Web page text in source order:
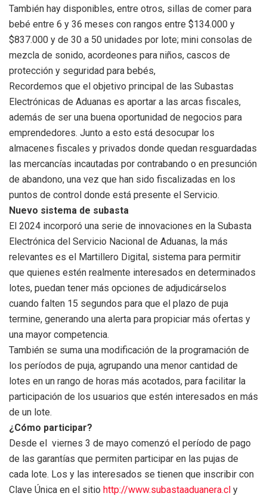
También hay disponibles, entre otros, sillas de comer para
bebé entre 6 y 36 meses con rangos entre $134.000 y
$837.000 y de 30 a 50 unidades por lote; mini consolas de
mezcla de sonido, acordeones para niños, cascos de
protección y seguridad para bebés,
Recordemos que el objetivo principal de las Subastas
Electrónicas de Aduanas es aportar a las arcas fiscales,
además de ser una buena oportunidad de negocios para
emprendedores. Junto a esto está desocupar los
almacenes fiscales y privados donde quedan resguardadas
las mercancías incautadas por contrabando o en presunción
de abandono, una vez que han sido fiscalizadas en los
puntos de control donde está presente el Servicio.
Nuevo sistema de subasta
El 2024 incorporó una serie de innovaciones en la Subasta
Electrónica del Servicio Nacional de Aduanas, la más
relevantes es el Martillero Digital, sistema para permitir
que quienes estén realmente interesados en determinados
lotes, puedan tener más opciones de adjudicárselos
cuando falten 15 segundos para que el plazo de puja
termine, generando una alerta para propiciar más ofertas y
una mayor competencia.
También se suma una modificación de la programación de
los períodos de puja, agrupando una menor cantidad de
lotes en un rango de horas más acotados, para facilitar la
participación de los usuarios que estén interesados en más
de un lote.
¿Cómo participar?
Desde el viernes 3 de mayo comenzó el período de pago
de las garantías que permiten participar en las pujas de
cada lote. Los y las interesados se tienen que inscribir con
Clave Única en el sitio http://www.subastaaduanera.cl y